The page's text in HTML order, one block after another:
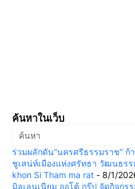
ค้นหาในเว็บ
ร่วมผลักดัน“นครศรีธรรมราช” ก้
ชูเสน่ห์เมืองแห่งศรัทธา วัฒนธร
khon Si Tham ma rat - 8/1/
มิลเลนเนียม ออโต้ กรุ๊ป จัดกิจก